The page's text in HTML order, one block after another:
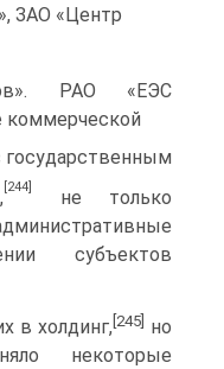
ЗАО «Центр
РАО «ЕЭС
коммерческой
государственным
[244]
не только
субъектов
в холдинг,[245] но
некоторые